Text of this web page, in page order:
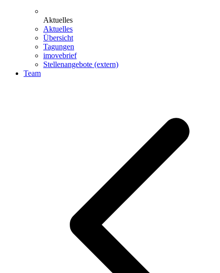
Aktuelles
Aktuelles
Übersicht
Tagungen
imovebrief
Stellenangebote (extern)
Team